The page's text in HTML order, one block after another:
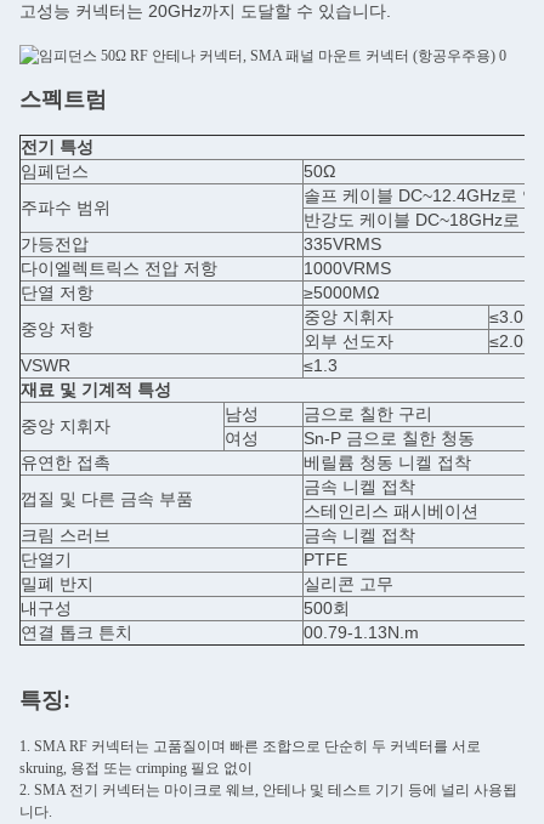
고성능 커넥터는 20GHz까지 도달할 수 있습니다.
스펙트럼
전기 특성
임페던스
50Ω
주파수 범위
솔프 케이블 DC~12.4GHz로 연
반강도 케이블 DC~18GHz로
가등전압
335VRMS
다이엘렉트릭스 전압 저항
1000VRMS
단열 저항
≥5000MΩ
중앙 저항
중앙 지휘자
외부 선도자
VSWR
≤1.3
재료 및 기계적 특성
중앙 지휘자
남성
금으로 칠한 구리
여성
Sn-P 금으로 칠한 청동
유연한 접촉
베릴륨 청동 니켈 접착
껍질 및 다른 금속 부품
금속 니켈 접착
스테인리스 패시베이션
크림 스러브
금속 니켈 접착
단열기
PTFE
밀폐 반지
실리콘 고무
내구성
500회
연결 톱크 튼치
00.79-1.13N.m
특징:
1. SMA RF 커넥터는 고품질이며 빠른 조합으로 단순히 두 커넥터를 서로
skruing, 용접 또는 crimping 필요 없이
2. SMA 전기 커넥터는 마이크로 웨브, 안테나 및 테스트 기기 등에 널리 사용됩
니다.